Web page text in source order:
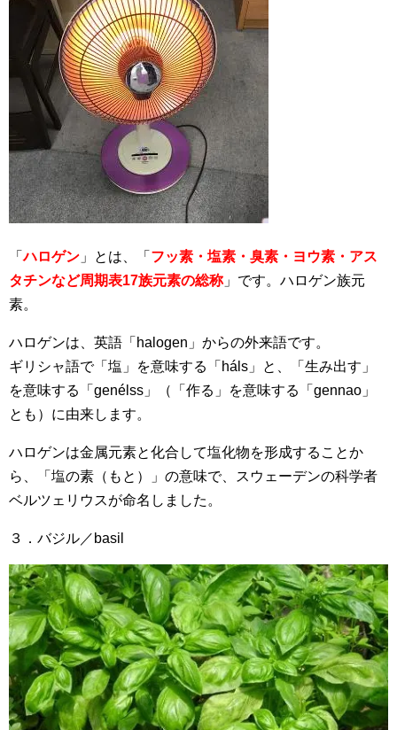
「ハロゲン 」とは、「 フッ素・塩素・臭素・ヨウ素・アス
タチンなど周期表17族元素の総称」です。ハロゲン族元
素。
ハロゲンは、英語「halogen」からの外来語です。
ギリシャ語で「塩」を意味する「háls」と、「生み出す」
を意味する「genélss」（「作る」を意味する「gennao」
とも）に由来します。
ハロゲンは金属元素と化合して塩化物を形成することか
ら、「塩の素（もと）」の意味で、スウェーデンの科学者
ベルツェリウスが命名しました。
３．バジル／basil